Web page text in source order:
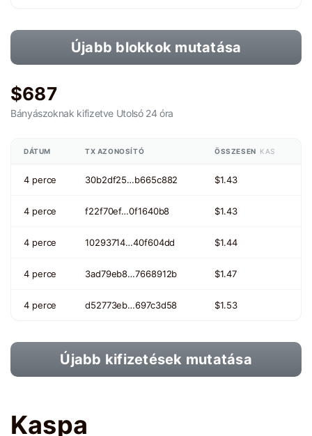
Újabb blokkok mutatása
$687
Bányászoknak kifizetve Utolsó 24 óra
DÁTUM TX AZONOSÍTÓ ÖSSZESEN KAS
4 perce 30b2df25…b665c882 $1.43
4 perce f22f70ef…0f1640b8 $1.43
4 perce 10293714…40f604dd $1.44
4 perce 3ad79eb8…7668912b $1.47
4 perce d52773eb…697c3d58 $1.53
Újabb kifizetések mutatása
Kaspa